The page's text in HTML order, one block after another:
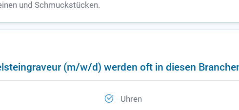
und Schmuckstücken.
(m/w/d) werden oft in diesen
Uhren